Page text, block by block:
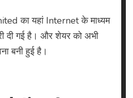
का यहां Internet के माध्यम
दी गई है। और शेयर को अभी
बनी हुई है।